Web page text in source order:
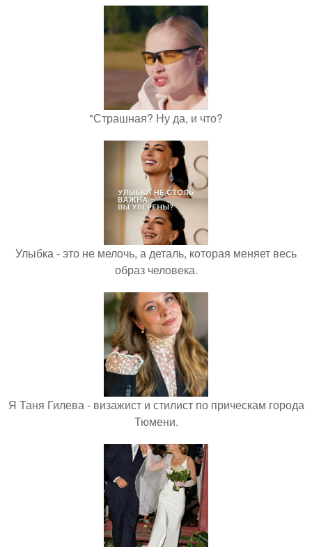
"Страшная? Ну да, и что?
Улыбка - это не мелочь, а деталь, которая меняет весь
образ человека.
Я Таня Гилева - визажист и стилист по прическам города
Тюмени.